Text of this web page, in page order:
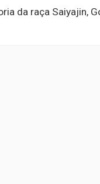
da raça Saiyajin,